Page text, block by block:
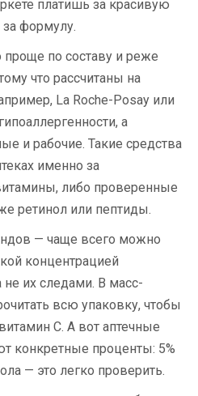
платишь за красивую
за формулу.
проще по составу и реже
что рассчитаны на
La Roche-Posay или
а
и рабочие. Такие средства
именно за
либо проверенные
ретинол или пептиды.
— чаще всего можно
концентрацией
их следами. В масс-
всю упаковку, чтобы
С. А вот аптечные
конкретные проценты: 5%
— это легко проверить.